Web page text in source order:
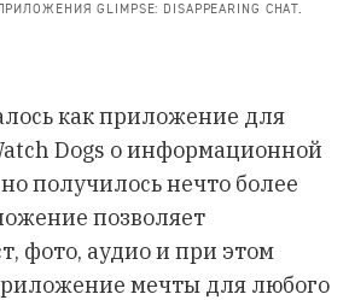
GLIMPSE: DISAPPEARING CHAT.
как приложение для
Dogs о информационной
получилось нечто более
позволяет
фото, аудио и при этом
мечты для любого